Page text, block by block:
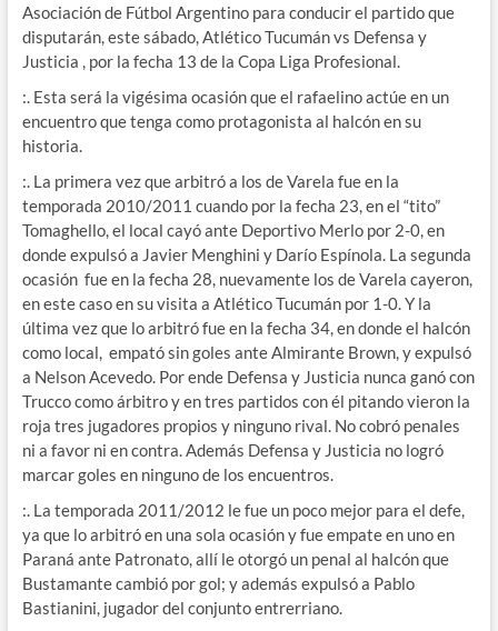
Asociación de Fútbol Argentino para conducir el partido que
disputarán, este sábado, Atlético Tucumán vs Defensa y
Justicia , por la fecha 13 de la Copa Liga Profesional.
:. Esta será la vigésima ocasión que el rafaelino actúe en un
encuentro que tenga como protagonista al halcón en su
historia.
:. La primera vez que arbitró a los de Varela fue en la
temporada 2010/2011 cuando por la fecha 23, en el “tito”
Tomaghello, el local cayó ante Deportivo Merlo por 2-0, en
donde expulsó a Javier Menghini y Darío Espínola. La segunda
ocasión fue en la fecha 28, nuevamente los de Varela cayeron,
en este caso en su visita a Atlético Tucumán por 1-0. Y la
última vez que lo arbitró fue en la fecha 34, en donde el halcón
como local, empató sin goles ante Almirante Brown, y expulsó
a Nelson Acevedo. Por ende Defensa y Justicia nunca ganó con
Trucco como árbitro y en tres partidos con él pitando vieron la
roja tres jugadores propios y ninguno rival. No cobró penales
ni a favor ni en contra. Además Defensa y Justicia no logró
marcar goles en ninguno de los encuentros.
:. La temporada 2011/2012 le fue un poco mejor para el defe,
ya que lo arbitró en una sola ocasión y fue empate en uno en
Paraná ante Patronato, allí le otorgó un penal al halcón que
Bustamante cambió por gol; y además expulsó a Pablo
Bastianini, jugador del conjunto entrerriano.